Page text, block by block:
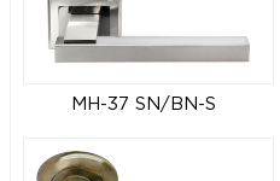
MH-37 SN/BN-S